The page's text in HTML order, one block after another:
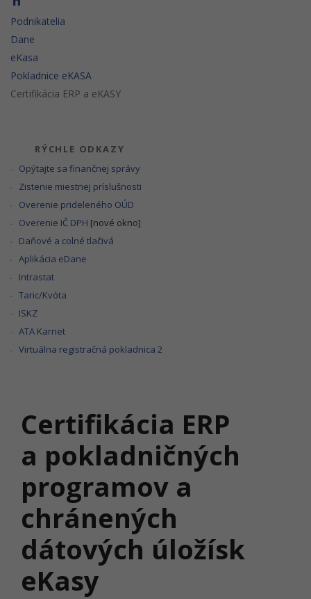
Podnikatelia
Dane
eKasa
Pokladnice eKASA
Certifikácia ERP a eKASY
RÝCHLE ODKAZY
Opýtajte sa finančnej správy
Zistenie miestnej príslušnosti
Overenie prideleného OÚD
Overenie IČ DPH [nové okno]
Daňové a colné tlačivá
Aplikácia eDane
Intrastat
Taric/Kvóta
ISKZ
ATA Karnet
Virtuálna registračná pokladnica 2
Certifikácia ERP
a pokladničných
programov a
chránených
dátových úložísk
eKasy